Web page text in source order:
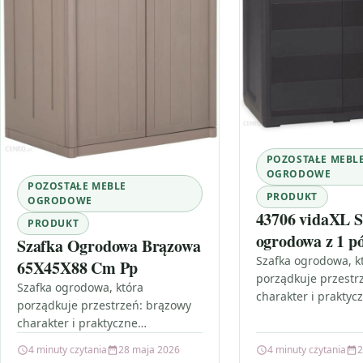
POZOSTAŁE MEBLE
OGRODOWE
PRODUKT
Szafka Ogrodowa Brązowa
65X45X88 Cm Pp
Szafka ogrodowa, która
porządkuje przestrzeń: brązowy
charakter i praktyczne
ogrodzie, na tarasie albo w pralni
4 minuty czytania 28 maja 2026
POZOSTAŁE MEBLE
OGRODOWE
PRODUKT
43706 vidaXL
ogrodowa z 1
Szafka ogrodowa,
porządkuje
charakter i
ogrodzie, na
zaczyna brakować
4 minuty czytania